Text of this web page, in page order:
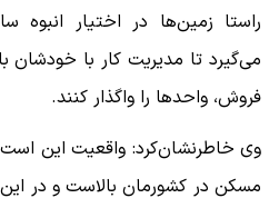
راستا زمین‌ها در اختیار انبوه
می‌گیرد تا مدیریت کار با خودشان
فروش، واحدها را واگذار کنند.
وی خاطرنشان‌کرد: واقعیت این
مسکن در کشورمان بالاست و در